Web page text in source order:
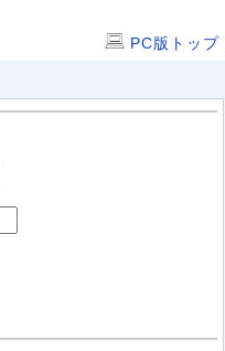
PC版トップ